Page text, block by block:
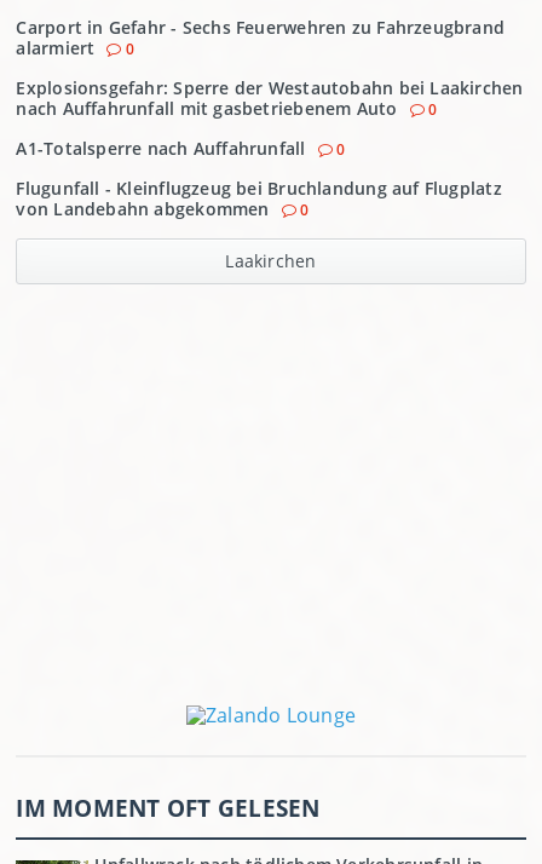
Carport in Gefahr - Sechs Feuerwehren zu Fahrzeugbrand
alarmiert
0
Explosionsgefahr: Sperre der Westautobahn bei Laakirchen
nach Auffahrunfall mit gasbetriebenem Auto
0
A1-Totalsperre nach Auffahrunfall 0
Flugunfall - Kleinflugzeug bei Bruchlandung auf Flugplatz
von Landebahn abgekommen
0
Laakirchen
IM MOMENT OFT GELESEN